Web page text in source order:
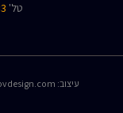
טל'
:עיצוב